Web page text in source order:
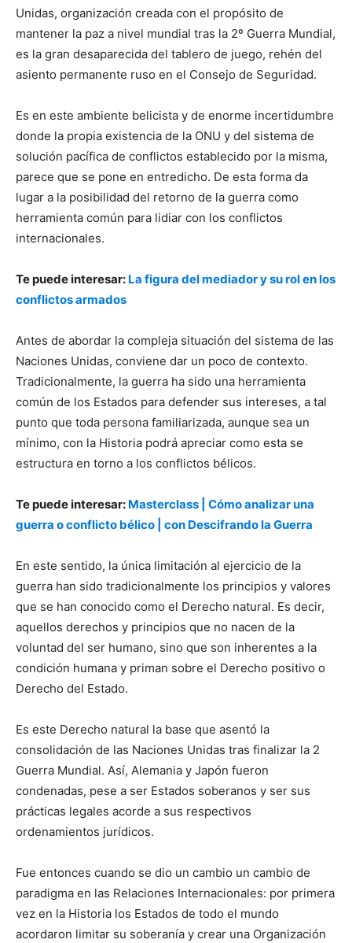
Unidas, organización creada con el propósito de
mantener la paz a nivel mundial tras la 2º Guerra Mundial,
es la gran desaparecida del tablero de juego, rehén del
asiento permanente ruso en el Consejo de Seguridad.
Es en este ambiente belicista y de enorme incertidumbre
donde la propia existencia de la ONU y del sistema de
solución pacífica de conflictos establecido por la misma,
parece que se pone en entredicho. De esta forma da
lugar a la posibilidad del retorno de la guerra como
herramienta común para lidiar con los conflictos
internacionales.
Te puede interesar: La figura del mediador y su rol en los
conflictos armados
Antes de abordar la compleja situación del sistema de las
Naciones Unidas, conviene dar un poco de contexto.
Tradicionalmente, la guerra ha sido una herramienta
común de los Estados para defender sus intereses, a tal
punto que toda persona familiarizada, aunque sea un
mínimo, con la Historia podrá apreciar como esta se
estructura en torno a los conflictos bélicos.
Te puede interesar: Masterclass | Cómo analizar una
guerra o conflicto bélico | con Descifrando la Guerra
En este sentido, la única limitación al ejercicio de la
guerra han sido tradicionalmente los principios y valores
que se han conocido como el Derecho natural. Es decir,
aquellos derechos y principios que no nacen de la
voluntad del ser humano, sino que son inherentes a la
condición humana y priman sobre el Derecho positivo o
Derecho del Estado.
Es este Derecho natural la base que asentó la
consolidación de las Naciones Unidas tras finalizar la 2
Guerra Mundial. Así, Alemania y Japón fueron
condenadas, pese a ser Estados soberanos y ser sus
prácticas legales acorde a sus respectivos
ordenamientos jurídicos.
Fue entonces cuando se dio un cambio un cambio de
paradigma en las Relaciones Internacionales: por primera
vez en la Historia los Estados de todo el mundo
acordaron limitar su soberanía y crear una Organización